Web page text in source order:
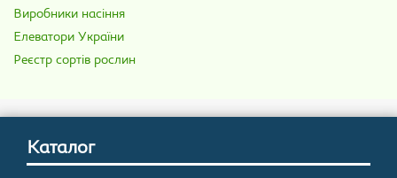
Виробники насіння
Елеватори України
Реєстр сортів рослин
Каталог